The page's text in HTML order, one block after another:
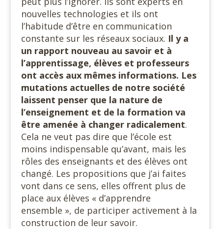
nouvelles technologies et ils ont
l’habitude d’être en communication
constante sur les réseaux sociaux. Il y a
un rapport nouveau au savoir et à
l’apprentissage, élèves et professeurs
ont accès aux mêmes informations. Les
mutations actuelles de notre société
laissent penser que la nature de
l’enseignement et de la formation va
être amenée à changer radicalement.
Cela ne veut pas dire que l’école est
moins indispensable qu’avant, mais les
rôles des enseignants et des élèves ont
changé. Les propositions que j’ai faites
vont dans ce sens, elles offrent plus de
place aux élèves « d’apprendre
ensemble », de participer activement à la
construction de leur savoir.